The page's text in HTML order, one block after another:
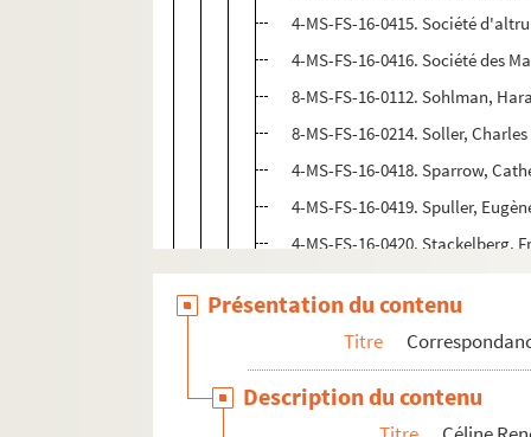
4-MS-FS-16-0415. Société
4-MS-FS-16-0416. Société des
8-MS-FS-16-0112. Sohlman,
8-MS-FS-16-0214. Soller, Charles
4-MS-FS-16-0418. Sparrow,
4-MS-FS-16-0419. Spuller,
4-MS-FS-16-0420. Stackelberg,
4-MS-FS-16-0379. Stentor
4-MS-FS-16-0422. Sterlin, Louis
8-MS-FS-16-0215. Stock, Pierre-
4-MS-FS-16-0424. Stroobant,
Présentation du contenu
Titre
Description du contenu